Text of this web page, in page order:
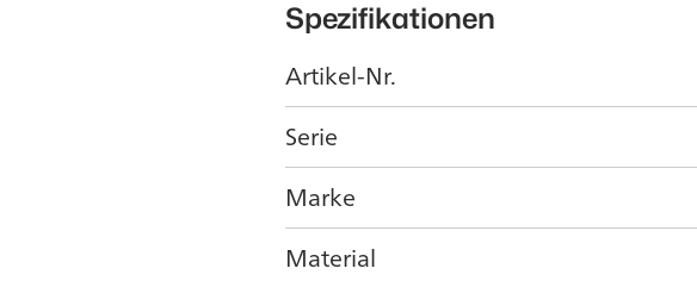
Spezifikationen
Artikel-Nr.
Serie
Marke
Material